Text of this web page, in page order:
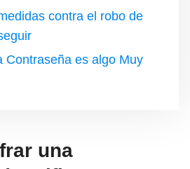
contra el robo de
Contraseña es algo Muy
una